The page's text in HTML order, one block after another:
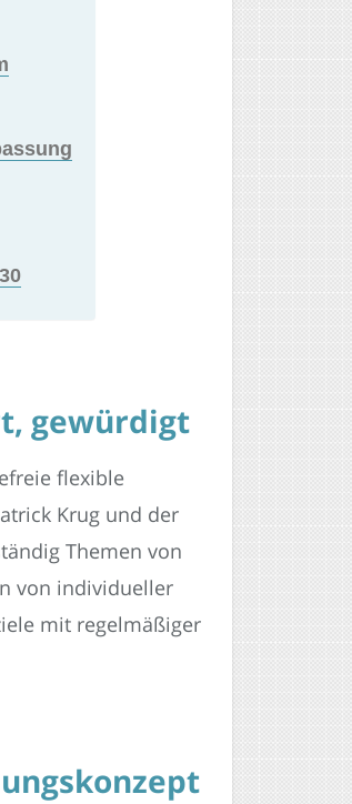
gewürdigt
flexible
Krug und der
Themen von
von individueller
mit regelmäßiger